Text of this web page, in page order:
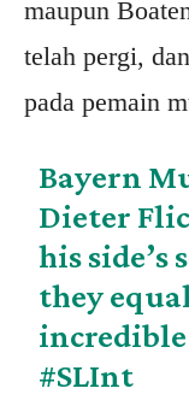
maupun
telah pergi,
pada pemain
Bayern
Dieter
his
they
incredible
#SLInt